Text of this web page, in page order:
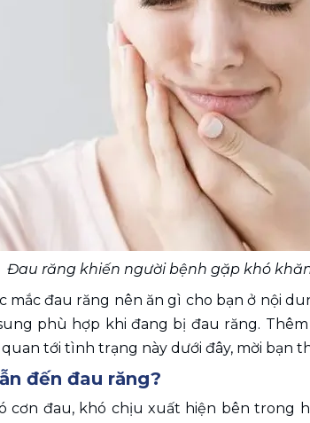
Đau răng khiến người bệnh gặp khó
mắc đau răng nên ăn gì cho bạn ở nội
phù hợp khi đang bị đau răng.
tới tình trạng này dưới đây, mời bạn
đến đau răng?
cơn đau, khó chịu xuất hiện bên trong